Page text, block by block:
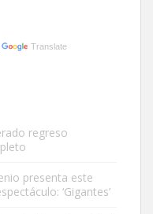
hace menos de un mes,
Translate
regreso
presenta este
‘Gigantes’